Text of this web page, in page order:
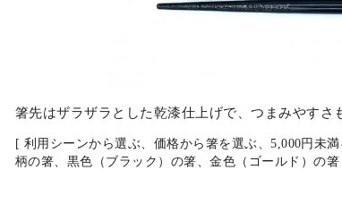
箸先はザラザラとした乾漆仕上げで、つまみやすさ
[ 利用シーンから選ぶ、価格から箸を選ぶ、5,000円未
柄の箸、黒色（ブラック）の箸、金色（ゴールド）の箸